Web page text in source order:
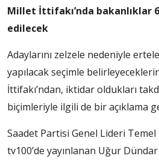
Millet İttifakı’nda bakanlıklar
edilecek
Adaylarını zelzele nedeniyle
yapılacak seçimle
İttifakı’ndan, iktidar oldukları
biçimleriyle ilgili de bir açıklama
Saadet Partisi Genel Lideri
tv100’de yayınlanan Uğur